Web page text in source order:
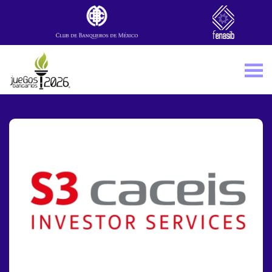
Skip to main content